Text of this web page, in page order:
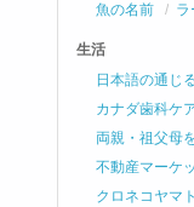
魚の名前
ラ
生活
日本語の通じ
カナダ歯科ケ
両親・祖父母
不動産マーケ
クロネコヤマ